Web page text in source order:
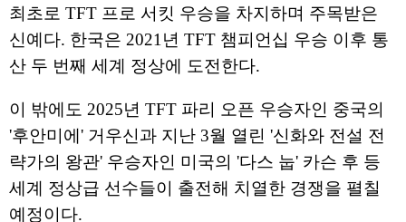
최초로 TFT 프로 서킷 우승을 차지하며 주목받은
신예다. 한국은 2021년 TFT 챔피언십 우승 이후 통
산 두 번째 세계 정상에 도전한다.
이 밖에도 2025년 TFT 파리 오픈 우승자인 중국의
'후안미에' 거우신과 지난 3월 열린 '신화와 전설 전
략가의 왕관' 우승자인 미국의 '다스 눕' 카슨 후 등
세계 정상급 선수들이 출전해 치열한 경쟁을 펼칠
예정이다.